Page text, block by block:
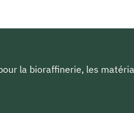
la bioraffinerie, les